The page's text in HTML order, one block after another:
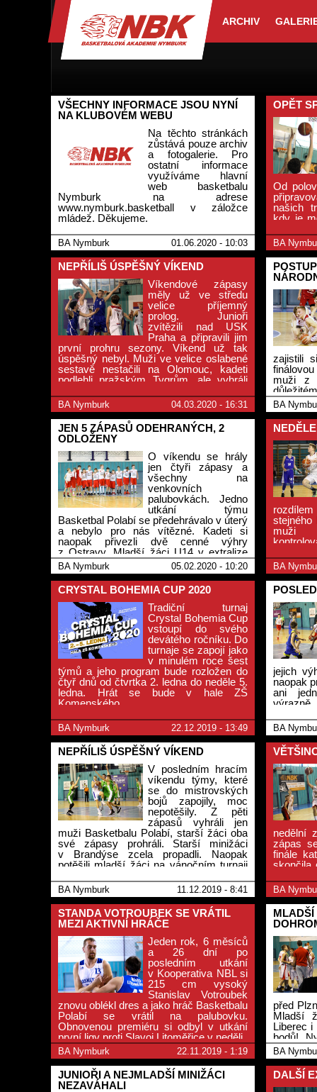
ARCHIV
VŠECHNY INFORMACE JSOU NYNÍ
NA KLUBOVÉM WEBU
Na těchto stránkách
zůstává pouze archiv
a fotogalerie. Pro
ostatní informace
využíváme hlavní
web basketbalu
Nymburk na adrese
www.nymburk.basketball v záložce
mládež. Děkujeme.
BA Nymburk 01.06.2020 - 10:03
OPĚT
Od
našich
kdy je
činnosti.
BA
NEPŘÍLIŠ ÚSPĚŠNÝ VÍKEND
Víkendové zápasy
měly už ve středu
velice příjemný
prolog. Junioři
zvítězili nad USK
Praha a připravili jim
první prohru sezony. Víkend už tak
úspěšný nebyl. Muži ve velice oslabené
sestavě nestačili na Olomouc, kadeti
podlehli pražským Tygrům, ale vyhráli
mladší minižáci, mladší žáci prohráli se
Sokolem Pražským a ženy nestačily na
oba své soupeře.
BA Nymburk 04.03.2020 - 16:31
zajistili
muži z
Tygrů
pak ale
BA
JEN 5 ZÁPASŮ ODEHRANÝCH, 2
ODLOŽENY
O víkendu se hrály
jen čtyři zápasy a
všechny na
venkovních
palubovkách. Jedno
utkání týmu
Basketbal Polabí se předehrávalo v úterý
a nebylo pro nás vítězné. Kadeti si
naopak přivezli dvě cenné výhry
z Ostravy. Mladší žáci U14 v extralize
vezou z opačného konce republiky než
kadeti U17 jednu výhru a jednu porážku.
Mladším minižákům U12 byl zápas
kvalifikace s Poděbrady odložen na tento
pátek.
BA Nymburk 05.02.2020 - 10:20
muži
o 28
uspěli i
Milovice
BA
CRYSTAL BOHEMIA CUP 2020
Tradiční turnaj
Crystal Bohemia Cup
vstoupí do svého
devátého ročníku. Do
turnaje se zapojí jako
v minulém roce šest
týmů a jeho program bude rozložen do
čtyř dnů od čtvrtka 2. ledna do neděle 5.
ledna. Hrát se bude v hale ZŠ
Komenského.
BA Nymburk 22.12.2019 - 13:49
jejich
naopak
ani
stvrdili
BA
NEPŘÍLIŠ ÚSPĚŠNÝ VÍKEND
V posledním hracím
víkendu týmy, které
se do mistrovských
bojů zapojily, moc
nepotěšily. Z pěti
zápasů vyhráli jen
muži Basketbalu Polabí, starší žáci oba
své zápasy prohráli. Starší minižáci
v Brandýse zcela propadli. Naopak
potěšili mladší žáci na vánočním turnaji
místě. V článku najdete i krátký rozhovor
s Evou Hubálkovou, trenérkou U14.
BA Nymburk 11.12.2019 - 8:41
nedělní
zápas
finále
skončila
v první
BA
STANDA VOTROUBEK SE VRÁTIL
MEZI AKTIVNÍ HRÁČE
Jeden rok, 6 měsíců
a 26 dní po
posledním utkání
v Kooperativa NBL si
215 cm vysoký
Stanislav Votroubek
znovu oblékl dres a jako hráč Basketbalu
Polabí se vrátil na palubovku.
Obnovenou premiéru si odbyl v utkání
první ligy proti Slavoj Litoměřice v neděli.
BA Nymburk 22.11.2019 - 1:19
MLADŠÍ
před
Mladší
Liberec i
bodů!
v týdnu
dvakrát
BA
JUNIOŘI A NEJMLADŠÍ MINIŽÁCI
NEZAVÁHALI
DALŠÍ